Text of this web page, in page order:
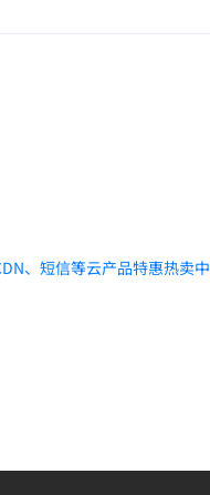
、短信等云产品特惠热卖